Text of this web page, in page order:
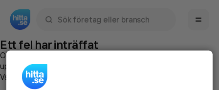
Ett fel har inträffat
Om du vill kan du
uppstod så att vi lättare och snabbare kan avhjälpa det.
Vänligen försök med följande: